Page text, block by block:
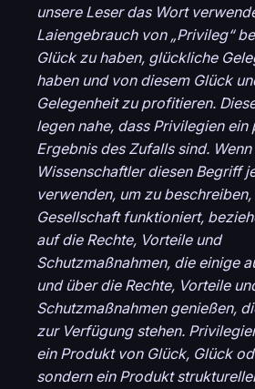
unsere Leser das Wort
Laiengebrauch von „Privileg“
Glück zu haben, glückliche
haben und von diesem Glück
Gelegenheit zu profitieren.
legen nahe, dass Privilegien ein
Ergebnis des Zufalls sind. Wenn
Wissenschaftler diesen Begriff
verwenden, um zu
Gesellschaft funktioniert,
auf die Rechte, Vorteile und
Schutzmaßnahmen, die einige
und über die Rechte, Vorteile
Schutzmaßnahmen genießen,
zur Verfügung stehen.
ein Produkt von Glück, Glück
sondern ein Produkt